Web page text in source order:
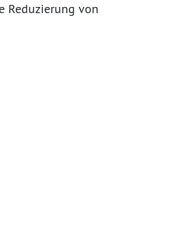
Reduzierung von